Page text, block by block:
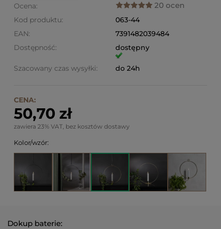
Ocena: 20 ocen
Kod produktu:
063-44
EAN:
7391482039484
Dostępność:
dostępny
Szacowany czas wysyłki: do 24h
CENA:
50,70 zł
zawiera 23% VAT, bez kosztów dostawy
Kolor/wzór:
Dokup baterie: